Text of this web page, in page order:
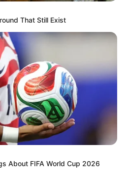
That Still Exist
About FIFA World Cup 2026